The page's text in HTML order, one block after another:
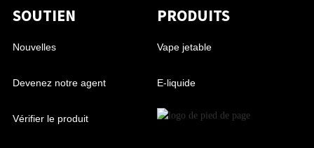
SOUTIEN
Nouvelles
Devenez notre agent
Vérifier le produit
PRODUITS
Vape jetable
E-liquide